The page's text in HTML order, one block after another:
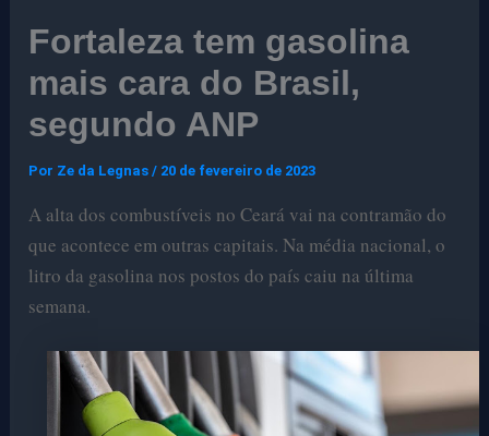
Fortaleza tem gasolina
mais cara do Brasil,
segundo ANP
Por Ze da Legnas/ 20 de fevereiro de 2023
A alta dos combustíveis no Ceará vai na contramão do
que acontece em outras capitais. Na média nacional, o
litro da gasolina nos postos do país caiu na última
semana.